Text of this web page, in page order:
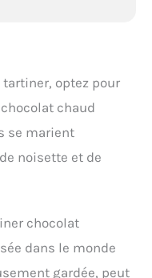
optez pour
chaud
se marient
noisette et de
chocolat
dans le monde
gardée, peut